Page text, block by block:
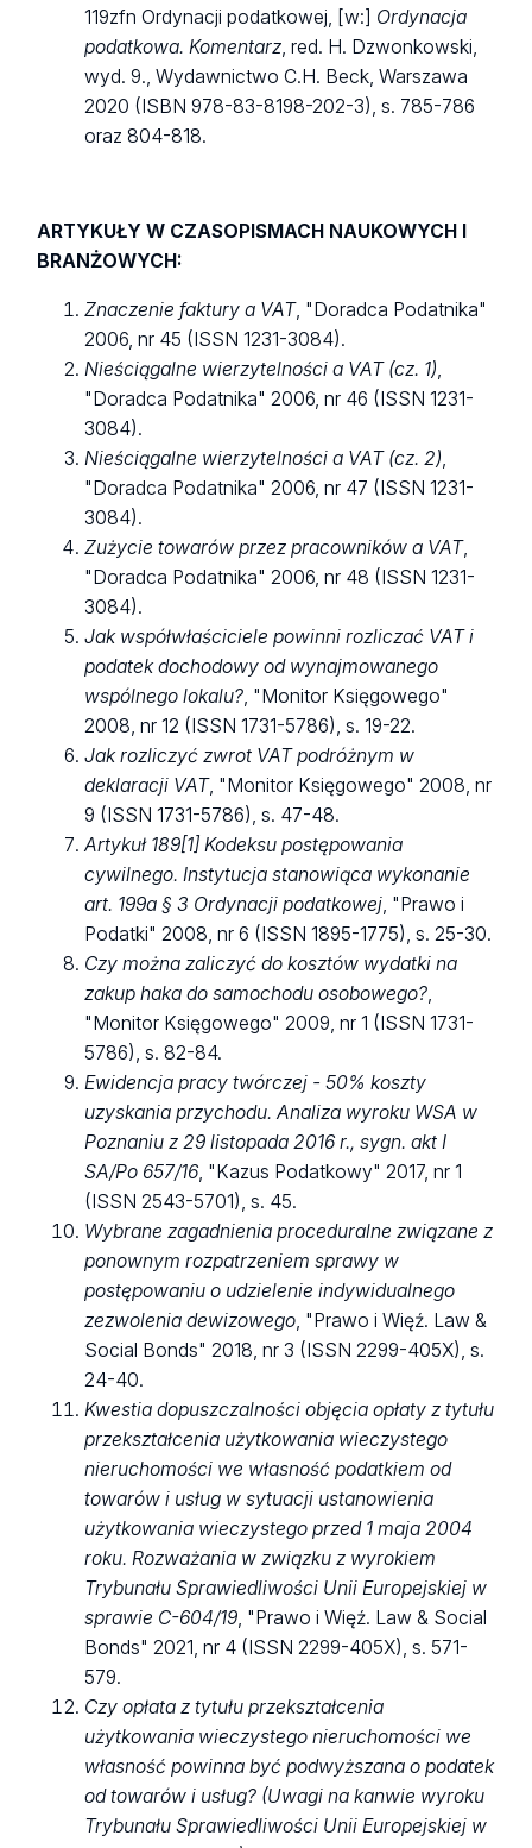
119zfn Ordynacji podatkowej, [w:] Ordynacja
podatkowa. Komentarz, red. H. Dzwonkowski,
wyd. 9., Wydawnictwo C.H. Beck, Warszawa
2020 (ISBN 978-83-8198-202-3), s. 785-786
oraz 804-818.
ARTYKUŁY W CZASOPISMACH NAUKOWYCH I
BRANŻOWYCH:
Znaczenie faktury a VAT, "Doradca Podatnika"
2006, nr 45 (ISSN 1231-3084).
Nieściągalne wierzytelności a VAT (cz. 1)
"Doradca Podatnika" 2006, nr 46 (ISSN 1231-
3084).
Nieściągalne wierzytelności a VAT (cz. 2)
"Doradca Podatnika" 2006, nr 47 (ISSN 1231-
3084).
Zużycie towarów przez pracowników a VAT,
"Doradca Podatnika" 2006, nr 48 (ISSN 1231-
3084).
Jak współwłaściciele powinni rozliczać VAT i
podatek dochodowy od wynajmowanego
wspólnego lokalu? , "Monitor Księgowego"
2008, nr 12 (ISSN 1731-5786), s. 19-22.
Jak rozliczyć zwrot VAT podróżnym w
deklaracji VAT, "Monitor Księgowego" 2008, nr
9 (ISSN 1731-5786), s. 47-48.
Artykuł 189[1] Kodeksu postępowania
cywilnego. Instytucja stanowiąca wykonanie
art. 199a § 3 Ordynacji podatkowej , "Prawo i
Podatki" 2008, nr 6 (ISSN 1895-1775), s. 25-30.
Czy można zaliczyć do kosztów wydatki na
zakup haka do samochodu osobowego?
"Monitor Księgowego" 2009, nr 1 (ISSN 1731-
5786), s. 82-84.
Ewidencja pracy twórczej - 50% koszty
uzyskania przychodu. Analiza wyroku WSA w
Poznaniu z 29 listopada 2016 r., sygn. akt I
SA/Po 657/16 , "Kazus Podatkowy" 2017, nr 1
(ISSN 2543-5701), s. 45.
Wybrane zagadnienia proceduralne związane z
ponownym rozpatrzeniem sprawy w
postępowaniu o udzielenie indywidualnego
zezwolenia dewizowego , "Prawo i Więź. Law &
Social Bonds" 2018, nr 3 (ISSN 2299-405X), s.
24-40.
Kwestia dopuszczalności objęcia opłaty z tytułu
przekształcenia użytkowania wieczystego
nieruchomości we własność podatkiem od
towarów i usług w sytuacji ustanowienia
użytkowania wieczystego przed 1 maja 2004
roku. Rozważania w związku z wyrokiem
Trybunału Sprawiedliwości Unii Europejskiej w
sprawie C-604/19 , "Prawo i Więź. Law & Social
Bonds" 2021, nr 4 (ISSN 2299-405X), s. 571-
579.
Czy opłata z tytułu przekształcenia
użytkowania wieczystego nieruchomości we
własność powinna być podwyższana o podatek
od towarów i usług? (Uwagi na kanwie wyroku
Trybunału Sprawiedliwości Unii Europejskiej w